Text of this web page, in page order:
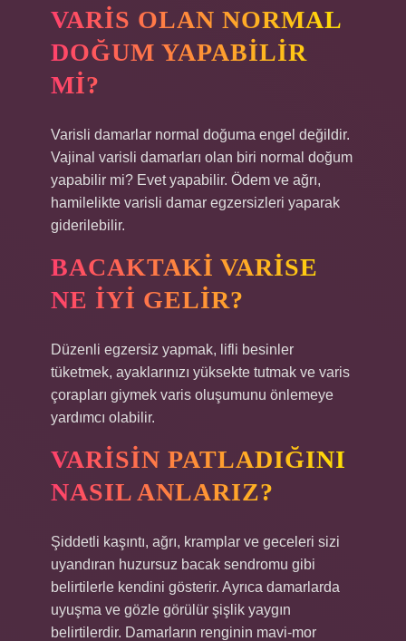
VARIS OLAN NORMAL
DOĞUM YAPABILIR
MI?
Varisli damarlar normal doğuma engel değildir.
Vajinal varisli damarları olan biri normal doğum
yapabilir mi? Evet yapabilir. Ödem ve ağrı,
hamilelikte varisli damar egzersizleri yaparak
giderilebilir.
BACAKTAKI VARISE
NE IYI GELIR?
Düzenli egzersiz yapmak, lifli besinler
tüketmek, ayaklarınızı yüksekte tutmak ve varis
çorapları giymek varis oluşumunu önlemeye
yardımcı olabilir.
VARISIN PATLADIĞINI
NASIL ANLARIZ?
Şiddetli kaşıntı, ağrı, kramplar ve geceleri sizi
uyandıran huzursuz bacak sendromu gibi
belirtilerle kendini gösterir. Ayrıca damarlarda
uyuşma ve gözle görülür şişlik yaygın
belirtilerdir. Damarların renginin mavi-mor